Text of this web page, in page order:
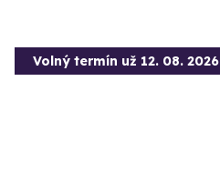
Volný termín už 12. 08. 2026